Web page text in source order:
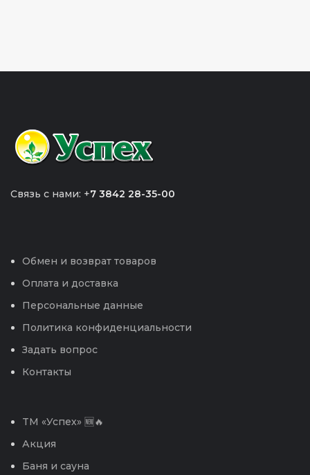
Связь с нами: +7 3842 28-35-00
Обмен и возврат товаров
Оплата и доставка
Персональные данные
Политика конфиденциальности
Задать вопрос
Контакты
TM «Успех» 🆕🔥
Акция
Баня и сауна